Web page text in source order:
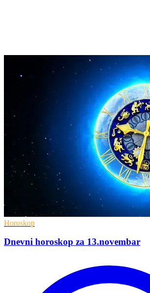
Horoskop
Dnevni horoskop za 13.novembar